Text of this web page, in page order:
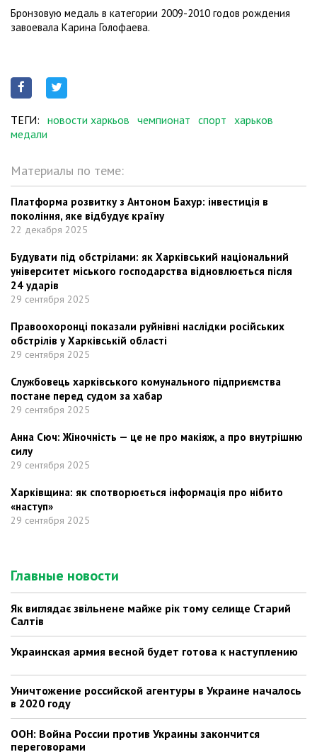
Бронзовую медаль в категории 2009-2010 годов рождения
завоевала Карина Голофаева.
ТЕГИ: новости харкьов чемпионат спорт харьков
медали
Материалы по теме:
Платформа розвитку з Антоном Бахур: інвестиція в
покоління, яке відбудує країну
22 декабря 2025
Будувати під обстрілами: як Харківський національний
університет міського господарства відновлюється після
24 ударів
29 сентября 2025
Правоохоронці показали руйнівні наслідки російських
обстрілів у Харківській області
29 сентября 2025
Службовець харківського комунального підприємства
постане перед судом за хабар
29 сентября 2025
Анна Сюч: Жіночність — це не про макіяж, а про внутрішню
силу
29 сентября 2025
Харківщина: як спотворюється інформація про нібито
«наступ»
29 сентября 2025
Главные новости
Як виглядає звільнене майже рік тому селище Старий
Салтів
Украинская армия весной будет готова к наступлению
Уничтожение российской агентуры в Украине началось
в 2020 году
ООН: Война России против Украины закончится
переговорами